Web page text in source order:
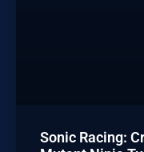
Sonic Racing: